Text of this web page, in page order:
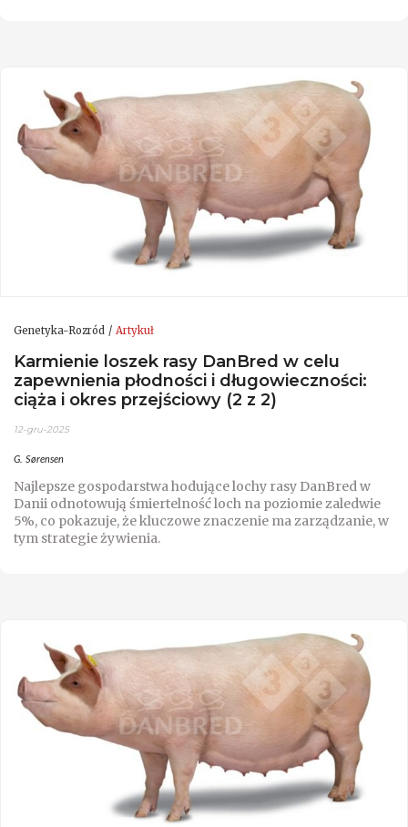
Genetyka-Rozród Artykuł
Karmienie loszek rasy DanBred w celu
zapewnienia płodności i długowieczności:
ciąża i okres przejściowy (2 z 2)
12-gru-2025
G. Sørensen
Najlepsze gospodarstwa hodujące lochy rasy DanBred w
Danii odnotowują śmiertelność loch na poziomie zaledwie
5%, co pokazuje, że kluczowe znaczenie ma zarządzanie, w
tym strategie żywienia.